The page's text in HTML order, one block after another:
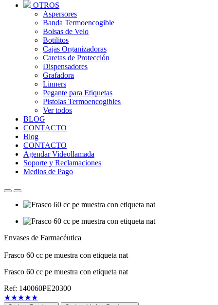
OTROS
Aspersores
Banda Termoencogible
Bolsas de Velo
Botilitos
Cajas Organizadoras
Caretas de Protección
Dispensadores
Grafadora
Linners
Pegante para Etiquetas
Pistolas Termoencogibles
Ver todos
BLOG
CONTACTO
Blog
CONTACTO
Agendar Videollamada
Soporte y Reclamaciones
Medios de Pago
Envases de Farmacéutica
Frasco 60 cc pe muestra con etiqueta nat
Frasco 60 cc pe muestra con etiqueta nat
Ref: 140060PE20300
★★★★★